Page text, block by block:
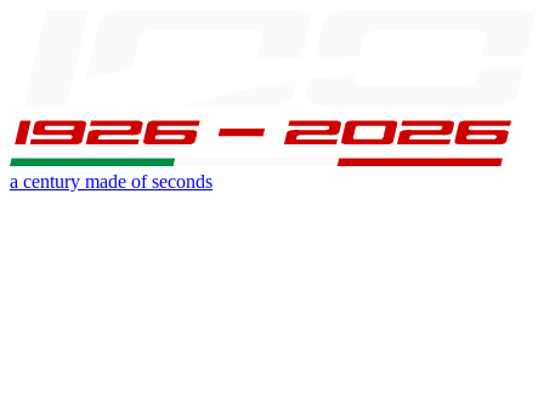
a century made of seconds